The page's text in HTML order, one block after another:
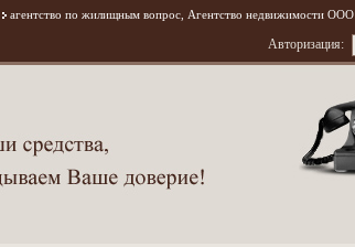
агентство по жилищным вопрос, Агентство недвижимости ООО
Авторизация: